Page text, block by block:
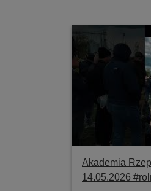
Akademia
14.05.2026